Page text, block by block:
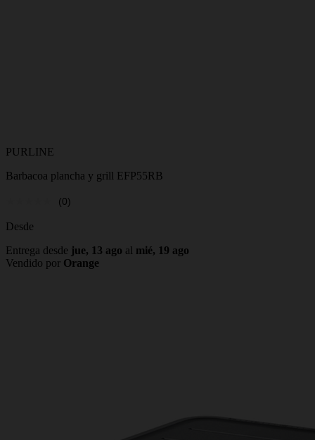
PURLINE
Barbacoa plancha y grill EFP55RB
(0)
Desde
Entrega desde jue, 13 ago al mié, 19 ago
Vendido por Orange